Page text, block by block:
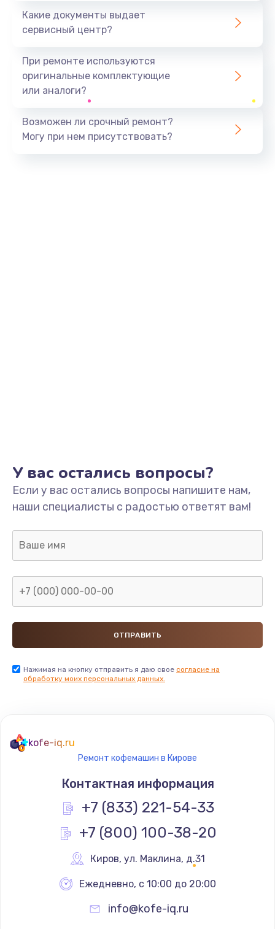
Какие документы выдает
сервисный центр?
При ремонте используются
оригинальные комплектующие
или аналоги?
Возможен ли срочный ремонт?
Могу при нем присутствовать?
У вас остались вопросы?
Если у вас остались вопросы напишите нам,
наши специалисты с радостью ответят вам!
Нажимая на кнопку отправить я даю свое согласие на
обработку моих персональных данных.
kofe-iq.ru
Ремонт кофемашин в Кирове
Контактная информация
+7 (833) 221-54-33
+7 (800) 100-38-20
Киров, ул. Маклина, д.31
Ежедневно, с 10:00 до 20:00
info@kofe-iq.ru